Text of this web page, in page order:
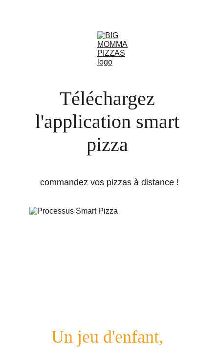
Téléchargez
l'application smart
pizza
Un jeu d'enfant,
commandez vos pizzas à distance !